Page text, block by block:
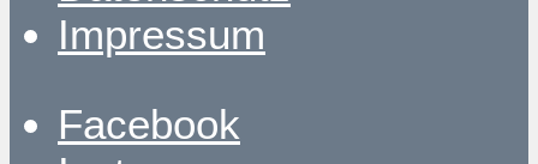
Impressum
Facebook